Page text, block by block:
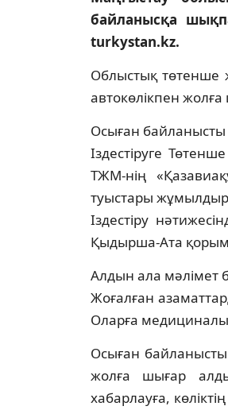
байланысқа
turkystan.kz.
Облыстық төтенше
автокөлікпен
Осыған байланысты
Іздестіруге
ТЖМ-нің
туыстары
Іздестіру
Қыдырша-Ата
Алдын ала мәлімет
Жоғалған
Оларға
Осыған
жолға шығар
хабарлауға,